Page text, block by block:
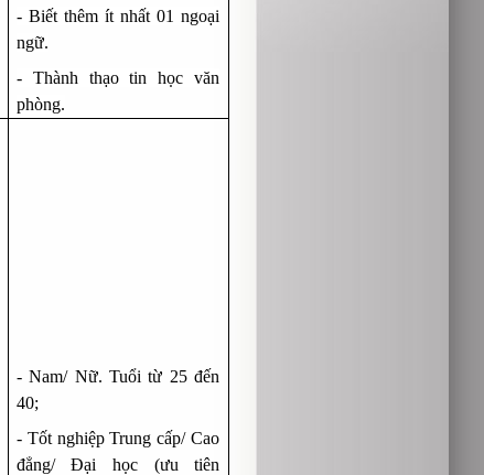
- Biết thêm ít nhất 01 ngoại
ngữ.
- Thành thạo tin học văn
phòng.
- Nam/ Nữ. Tuổi từ 25 đến
40;
- Tốt nghiệp Trung cấp/ Cao
đẳng/ Đại học (ưu tiên